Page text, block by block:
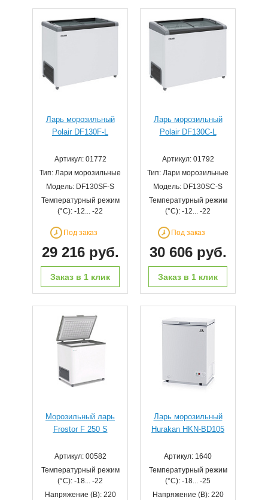
Ларь морозильный
Polair DF130F-L
Артикул: 01772
Тип: Лари морозильные
Модель: DF130SF-S
Температурный режим
(°С): -12... -22
Под заказ
29 216 руб.
Заказ в 1 клик
Ларь морозильный
Polair DF130C-L
Артикул: 01792
Тип: Лари морозильные
Модель: DF130SC-S
Температурный режим
(°С): -12... -22
Под заказ
30 606 руб.
Заказ в 1 клик
Морозильный ларь
Frostor F 250 S
Артикул: 00582
Температурный режим
(°С): -18... -22
Напряжение (В): 220
Ларь морозильный
Hurakan HKN-BD105
Артикул: 1640
Температурный режим
(°С): -18... -25
Напряжение (В): 220